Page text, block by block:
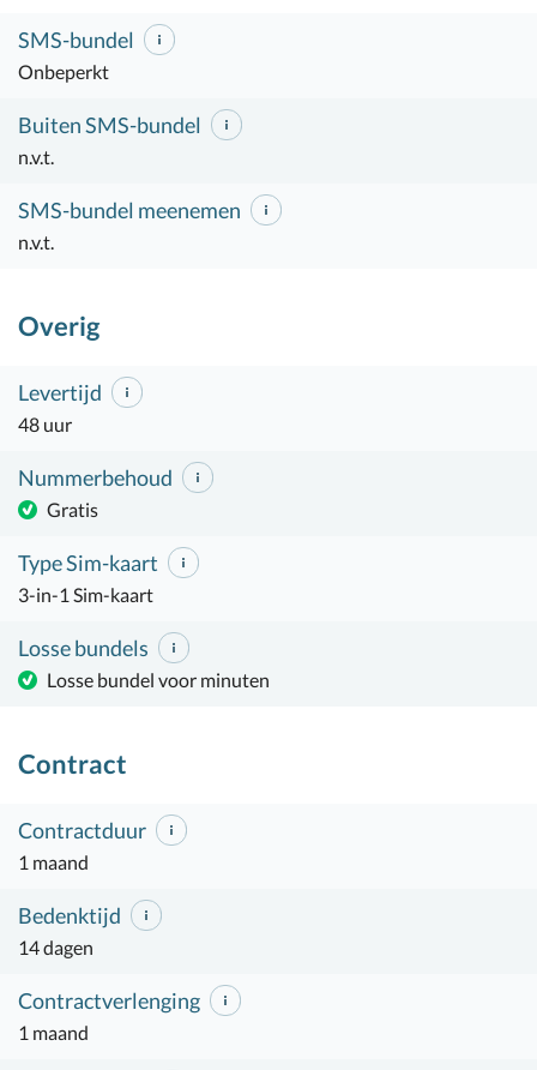
SMS-bundel
Onbeperkt
Buiten SMS-bundel
n.v.t.
SMS-bundel meenemen
n.v.t.
Overig
Levertijd
48 uur
Nummerbehoud
Gratis
Type Sim-kaart
3-in-1 Sim-kaart
Losse bundels
Losse bundel voor minuten
Contract
Contractduur
1 maand
Bedenktijd
14 dagen
Contractverlenging
1 maand